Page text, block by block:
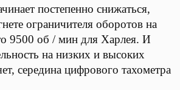
постепенно снижаться,
ограничителя оборотов на
9500 об / мин для Харлея. И
на низких и высоких
середина цифрового тахометра